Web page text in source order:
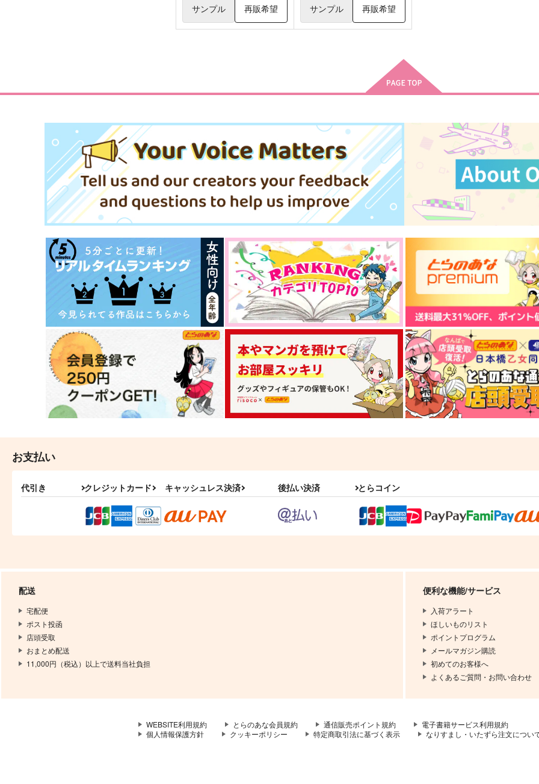
サンプル 再販希望 サンプル 再販希望
お支払い
代引き クレジットカード キャッシュレス決済 後払い決済 とらコイン
配送
宅配便
ポスト投函
店頭受取
おまとめ配送
11,000円（税込）以上で送料当社負担
便利な機能/サービス
入荷アラート
ほしいものリスト
ポイントプログラム
メールマガジン購読
初めてのお客様へ
よくあるご質問・お問い合わせ
WEBSITE利用規約 とらのあな会員規約 通信販売ポイント規約
電子書籍サービス利用規約
個人情報保護方針
クッキーポリシー 特定商取引法に基づく表示 なりすまし・いたずら注文につい